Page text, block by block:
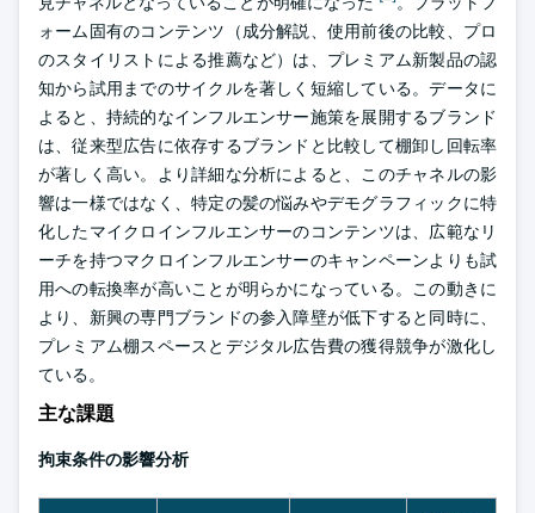
ォーム固有のコンテンツ（成分解説、使用前後の比較、プロ
のスタイリストによる推薦など）は、プレミアム新製品の認
知から試用までのサイクルを著しく短縮している。データに
よると、持続的なインフルエンサー施策を展開するブランド
は、従来型広告に依存するブランドと比較して棚卸し回転率
が著しく高い。より詳細な分析によると、このチャネルの影
響は一様ではなく、特定の髪の悩みやデモグラフィックに特
化したマイクロインフルエンサーのコンテンツは、広範なリ
ーチを持つマクロインフルエンサーのキャンペーンよりも試
用への転換率が高いことが明らかになっている。この動きに
より、新興の専門ブランドの参入障壁が低下すると同時に、
プレミアム棚スペースとデジタル広告費の獲得競争が激化し
ている。
主な課題
拘束条件の影響分析